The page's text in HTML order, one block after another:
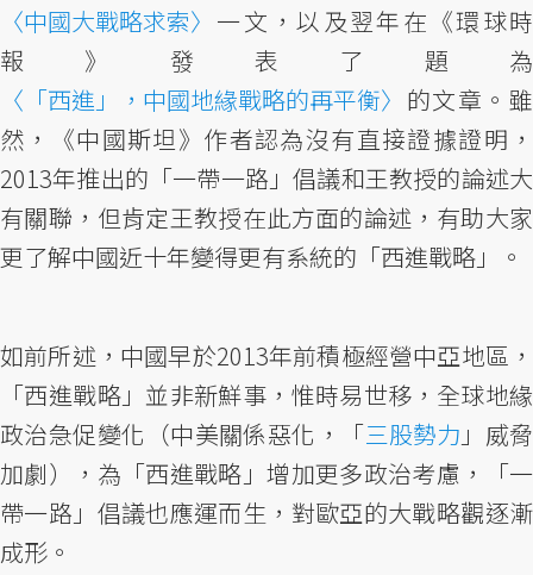
〈中國大戰略求索〉 一文，以及翌年在《環球時
報》發表了題為
〈「西進」，中國地緣戰略的再平衡〉 的文章。雖
然，《中國斯坦》作者認為沒有直接證據證明，
2013年推出的「一帶一路」倡議和王教授的論述大
有關聯，但肯定王教授在此方面的論述，有助大家
更了解中國近十年變得更有系統的「西進戰略」。
如前所述，中國早於2013年前積極經營中亞地區，
「西進戰略」並非新鮮事，惟時易世移，全球地緣
政治急促變化（中美關係惡化，「三股勢力 」威脅
加劇），為「西進戰略」增加更多政治考慮，「一
帶一路」倡議也應運而生，對歐亞的大戰略觀逐漸
成形。